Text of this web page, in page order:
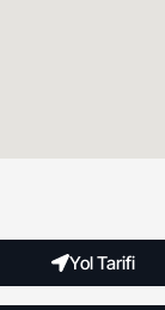
Yol Tarifi